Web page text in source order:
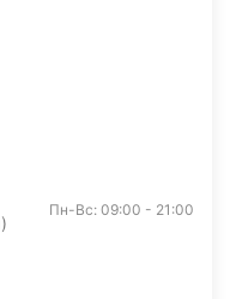
Пн-Вс: 09:00 - 21:00